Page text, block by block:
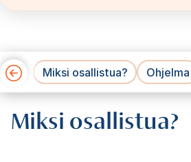
Miksi osallistua? Ohjelma
Miksi osallistua?